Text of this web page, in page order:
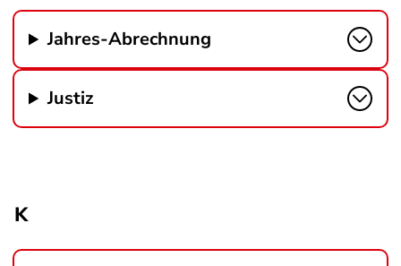
Jahres-Abrechnung
Justiz
K